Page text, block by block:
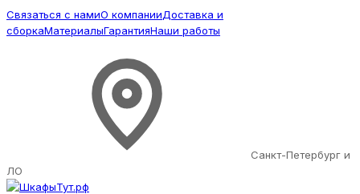
Связаться с намиО компанииДоставка и
сборкаМатериалыГарантияНаши работы
Санкт-Петербург и
ЛО